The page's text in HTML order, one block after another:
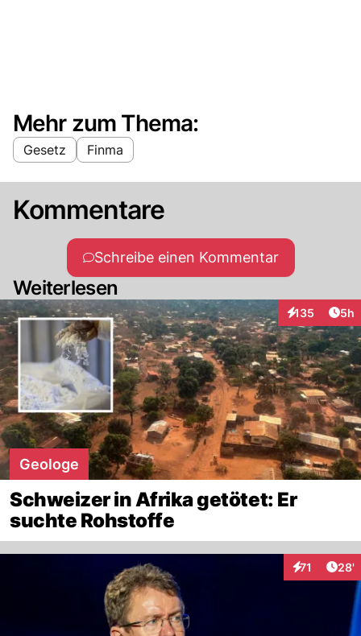
Mehr zum Thema:
Gesetz Finma
Kommentare
Schreibe einen Kommentar
Weiterlesen
135
Interaktionen
5h
Geologe
Schweizer in Afrika getötet: Er
suchte Rohstoffe
71
Interaktionen
28'